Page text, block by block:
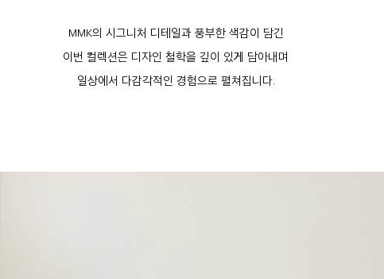
MMK의 시그니처 디테일과 풍부한 색감이 담긴
이번 컬렉션은 디자인 철학을 깊이 있게 담아내며
일상에서 다감각적인 경험으로 펼쳐집니다.